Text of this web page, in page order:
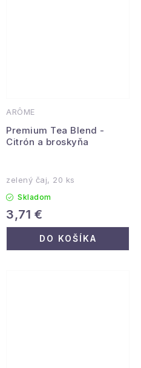
ARÔME
Premium Tea Blend -
Citrón a broskyňa
zelený čaj, 20 ks
Skladom
3,71 €
DO KOŠÍKA